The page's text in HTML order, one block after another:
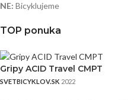
NE: Bicyklujeme
TOP ponuka
Gripy ACID Travel CMPT
SVETBICYKLOV.SK 2022